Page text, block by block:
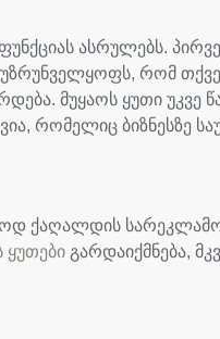
ასრულებს.
უზრუნველყოფს, რომ
მუყაოს ყუთი უკვე
რომელიც ბიზნესზე
ქაღალდის
ყუთები გარდაიქმნება,